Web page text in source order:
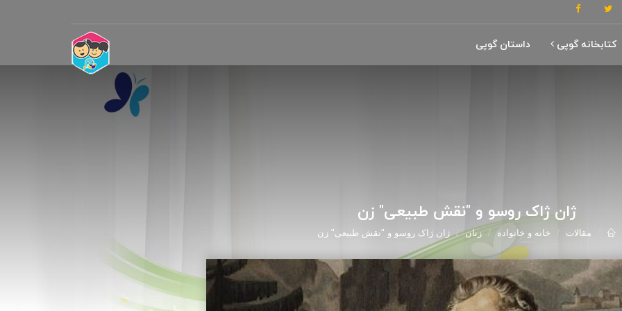
کتابخانه گوپی داستان گوپی
ژان ژاک روسو و "نقش طبیعی" زن
مقالات خانه و خانواده زنان ژان ژاک روسو و "نقش طبیعی" زن